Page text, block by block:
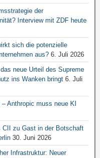
der
Interview mit ZDF heute
sich die potenzielle
aus? 6. Juli 2026
neue Urteil des Supreme
ins Wanken bringt 6. Juli
Anthropic muss neue KI
CII zu Gast in der Botschaft
30. Juni 2026
Infrastruktur: Neuer